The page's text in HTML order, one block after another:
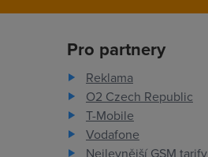
Pro partnery
Reklama
O2 Czech Republic
T-Mobile
Vodafone
Nejlevnější GSM tarify